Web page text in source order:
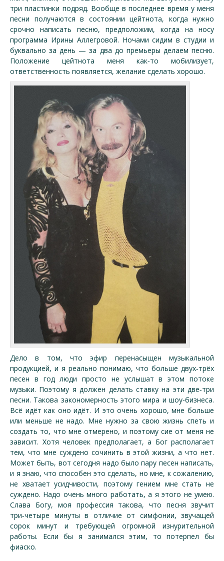
три пластинки подряд. Вообще в последнее время у меня
песни получаются в состоянии цейтнота, когда нужно
срочно написать песню, предположим, когда на носу
программа Ирины Аллегровой. Ночами сидим в студии и
буквально за день — за два до премьеры делаем песню.
Положение цейтнота меня как‑то мобилизует,
ответственность появляется, желание сделать хорошо.
Дело в том, что эфир перенасыщен музыкальной
продукцией, и я реально понимаю, что больше двух‑трёх
песен в год люди просто не услышат в этом потоке
музыки. Поэтому я должен делать ставку на эти две‑три
песни. Такова закономерность этого мира и шоу‑бизнеса.
Всё идёт как оно идёт. И это очень хорошо, мне больше
или меньше не надо. Мне нужно за свою жизнь спеть и
создать то, что мне отмерено, и поэтому сие от меня не
зависит. Хотя человек предполагает, а Бог располагает
тем, что мне суждено сочинить в этой жизни, а что нет.
Может быть, вот сегодня надо было пару песен написать,
и я знаю, что способен это сделать, но мне, к сожалению,
не хватает усидчивости, поэтому гением мне стать не
суждено. Надо очень много работать, а я этого не умею.
Слава Богу, моя профессия такова, что песня звучит
три‑четыре минуты в отличие от симфонии, звучащей
сорок минут и требующей огромной изнурительной
работы. Если бы я занимался этим, то потерпел бы
фиаско.